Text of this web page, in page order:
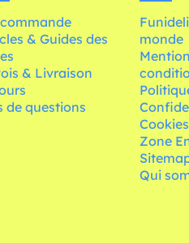
& Guides des
& Livraison
de questions
monde
Cookies
Zone
Qui